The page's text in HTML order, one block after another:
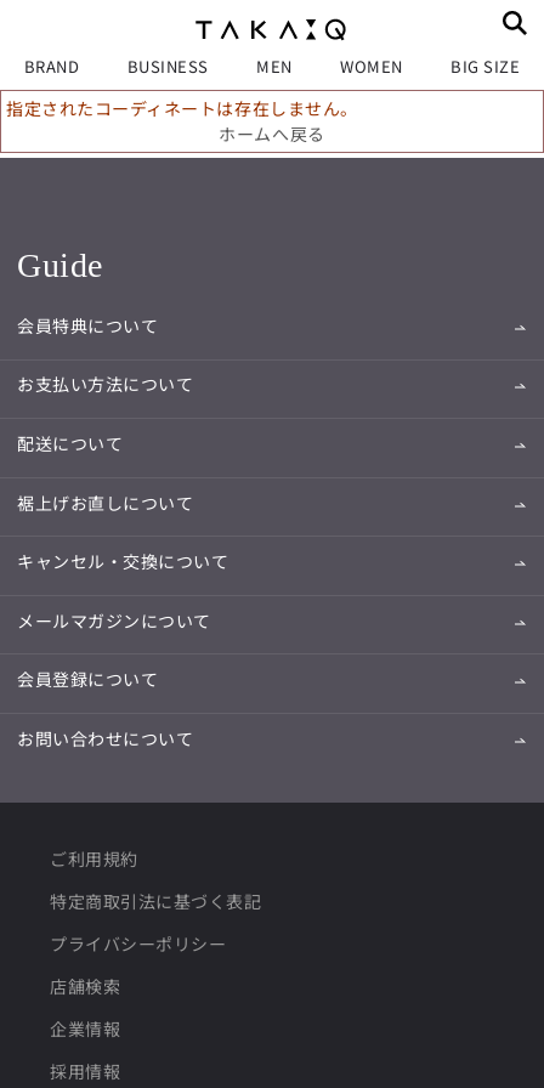
BRAND BUSINESS MEN WOMEN BIG SIZE
指定されたコーディネートは存在しません。
ホームへ戻る
Guide
会員特典について
お支払い方法について
配送について
裾上げお直しについて
キャンセル・交換について
メールマガジンについて
会員登録について
お問い合わせについて
ご利用規約
特定商取引法に基づく表記
プライバシーポリシー
店舗検索
企業情報
採用情報